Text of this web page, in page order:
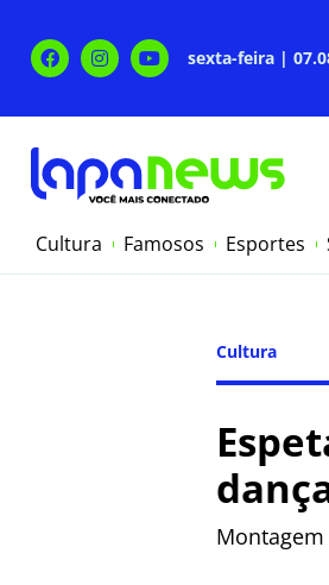
sexta-feira |
Cultura Famosos Esportes
Cultura